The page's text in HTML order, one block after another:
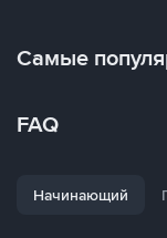
Самые
FAQ
Начинающий